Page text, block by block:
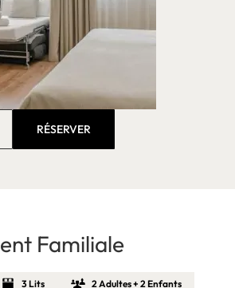
RÉSERVER
Familiale
3 Lits 2 Adultes + 2 Enfants